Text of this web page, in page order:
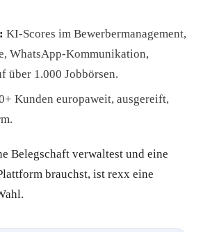
KI-Scores im Bewerbermanagement,
WhatsApp-Kommunikation,
über 1.000 Jobbörsen.
Kunden europaweit, ausgereift,
Belegschaft verwaltest und eine
brauchst, ist rexx eine